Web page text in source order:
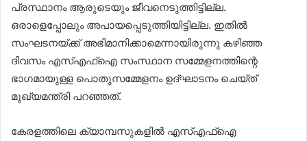
പ്രസ്ഥാനം ആരുടെയും ജീവനെടുത്തിട്ടില്ല.
ഒരാളെപ്പോലും അപായപ്പെടുത്തിയിട്ടില്ല. ഇതില്‍
സംഘടനയ്ക്ക് അഭിമാനിക്കാമെന്നായിരുന്നു കഴിഞ്ഞ
ദിവസം എസ്എഫ്‌ഐ സംസ്ഥാന സമ്മേളനത്തിന്റെ
ഭാഗമായുള്ള പൊതുസമ്മേളനം ഉദ്ഘാടനം ചെയ്ത്
മുഖ്യമന്ത്രി പറഞ്ഞത്.
കേരളത്തിലെ ക്യാമ്പസുകളില്‍ എസ്എഫ്ഐ